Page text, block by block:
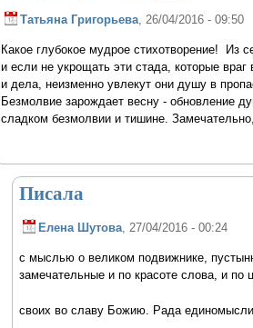
Татьяна Григорьева, 26/04/2016 - 09:50
Какое глубокое мудрое стихотворение! Из
и если не укрощать эти стада, которые
и дела, неизменно увлекут они душу в
Безмолвие зарождает весну - обновление
сладком безмолвии и тишине.
Писала
Елена Шутова, 27/04/2016 - 00:24
с мыслью о великом подвижнике,
замечательные и по красоте слова, и
своих во славу Божию. Рада